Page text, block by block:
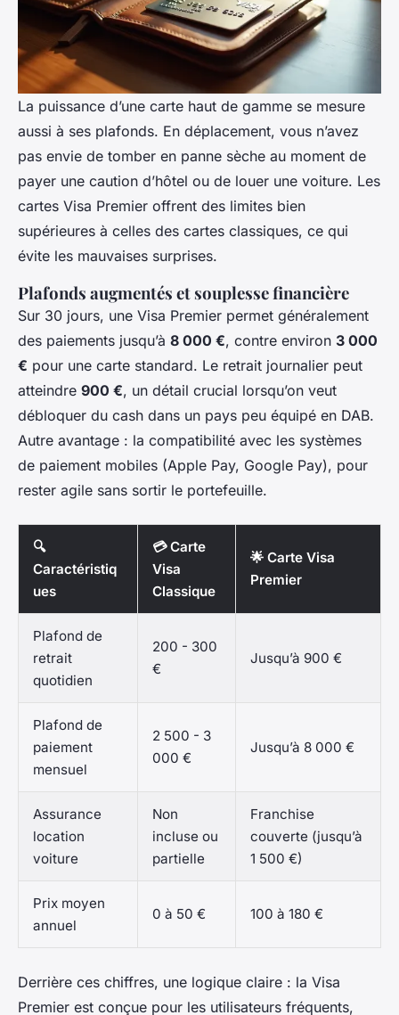
La puissance d’une carte haut de gamme se mesure
aussi à ses plafonds. En déplacement, vous n’avez
pas envie de tomber en panne sèche au moment de
payer une caution d’hôtel ou de louer une voiture. Les
cartes Visa Premier offrent des limites bien
supérieures à celles des cartes classiques, ce qui
évite les mauvaises surprises.
Plafonds augmentés et souplesse financière
Sur 30 jours, une Visa Premier permet généralement
des paiements jusqu’à 8 000 €, contre environ 3 000
€ pour une carte standard. Le retrait journalier peut
atteindre 900 €, un détail crucial lorsqu’on veut
débloquer du cash dans un pays peu équipé en DAB.
Autre avantage : la compatibilité avec les systèmes
de paiement mobiles (Apple Pay, Google Pay), pour
rester agile sans sortir le portefeuille.
🔍
Caractéristiq
ues
💳 Carte
Visa
Classique
🌟 Carte Visa
Premier
Plafond de
retrait
quotidien
200 - 300
€
Jusqu’à 900 €
Plafond de
paiement
mensuel
2 500 - 3
000 €
Jusqu’à 8 000 €
Assurance
location
voiture
Non
incluse ou
partielle
Franchise
couverte (jusqu’à
1 500 €)
Prix moyen
annuel
0 à 50 € 100 à 180 €
Derrière ces chiffres, une logique claire : la Visa
Premier est conçue pour les utilisateurs fréquents,